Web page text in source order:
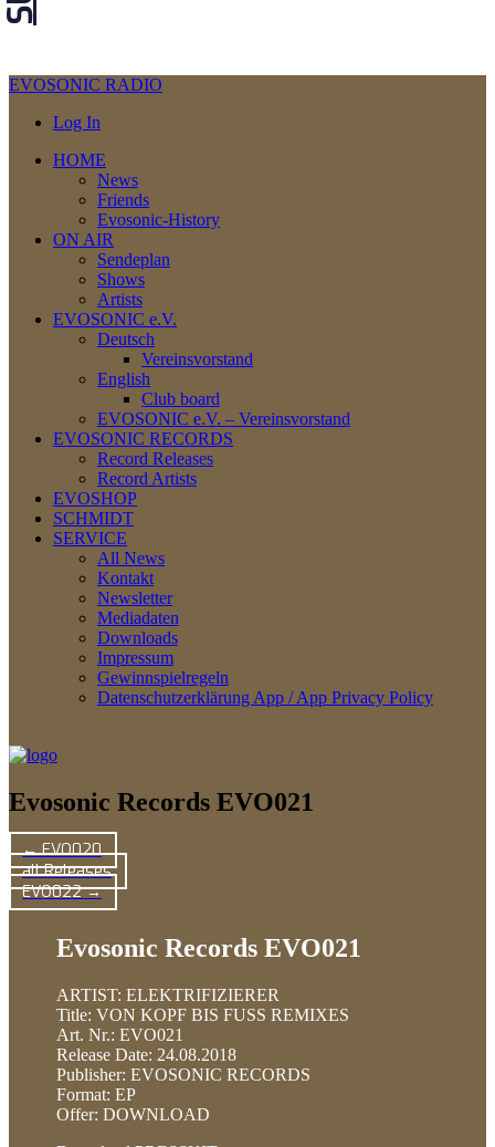
EVOSONIC RADIO
Log In
HOME
News
Friends
Evosonic-History
ON AIR
Sendeplan
Shows
Artists
EVOSONIC e.V.
Deutsch
Vereinsvorstand
English
Club board
EVOSONIC e.V. ‒ Vereinsvorstand
EVOSONIC RECORDS
Record Releases
Record Artists
EVOSHOP
SCHMIDT
SERVICE
All News
Kontakt
Newsletter
Mediadaten
Downloads
Impressum
Gewinnspielregeln
Datenschutzerklärung App / App Privacy Policy
Evosonic Records EVO021
← EVO020
all Releases
EVO022 →
Evosonic Records EVO021
ARTIST: ELEKTRIFIZIERER
Title: VON KOPF BIS FUSS REMIXES
Art. Nr.: EVO021
Release Date: 24.08.2018
Publisher: EVOSONIC RECORDS
Format: EP
Offer: DOWNLOAD